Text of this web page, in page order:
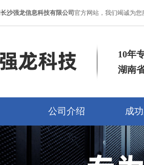
长沙强龙信息科技有限公司 官方网站，我们竭诚为您
10年
湖南
公司介绍 成